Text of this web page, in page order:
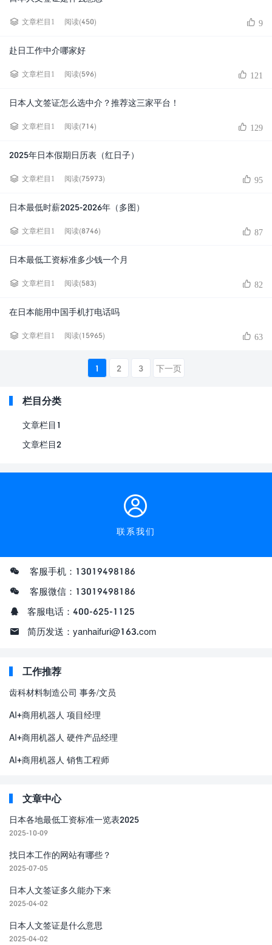
文章栏目1 阅读(450) 9
赴日工作中介哪家好
文章栏目1 阅读(596) 121
日本人文签证怎么选中介？推荐这三家平台！
文章栏目1 阅读(714) 129
2025年日本假期日历表（红日子）
文章栏目1 阅读(75973) 95
日本最低时薪2025-2026年（多图）
文章栏目1 阅读(8746) 87
日本最低工资标准多少钱一个月
文章栏目1 阅读(583) 82
在日本能用中国手机打电话吗
文章栏目1 阅读(15965) 63
1 2 3 下一页
栏目分类
文章栏目1
文章栏目2
联系我们
客服手机：13019498186
客服微信：13019498186
客服电话：400-625-1125
简历发送：yanhaifuri@163.com
工作推荐
齿科材料制造公司 事务/文员
AI+商用机器人 项目经理
AI+商用机器人 硬件产品经理
AI+商用机器人 销售工程师
文章中心
日本各地最低工资标准一览表2025
2025-10-09
找日本工作的网站有哪些？
2025-07-05
日本人文签证多久能办下来
2025-04-02
日本人文签证是什么意思
2025-04-02